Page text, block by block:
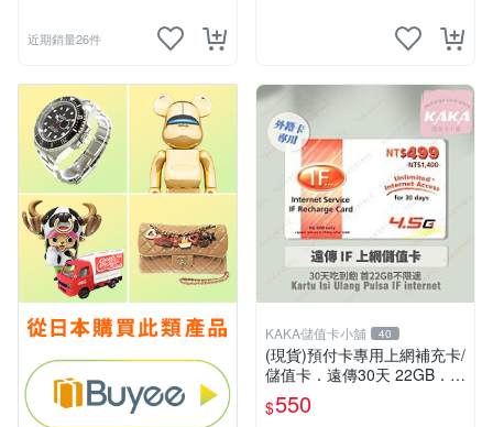
近期銷量26件
KAKA儲值卡小舖 40
(現貨)預付卡專用上網補充卡/
儲值卡．遠傳30天 22GB．上
網吃到飽．IF499．遠傳外籍
可儲 [KAKA儲值卡小舖]
$550